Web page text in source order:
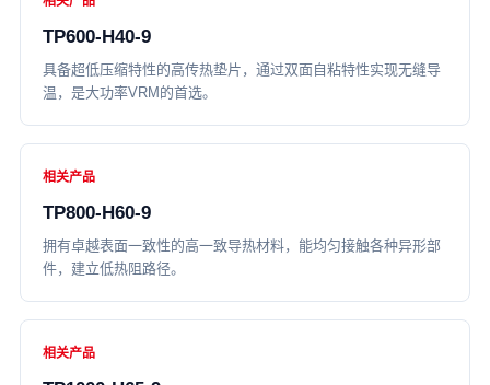
TP600-H40-9
具备超低压缩特性的高传热垫片，通过双面自粘特性实现无缝导
温，是大功率VRM的首选。
相关产品
TP800-H60-9
拥有卓越表面一致性的高一致导热材料，能均匀接触各种异形部
件，建立低热阻路径。
相关产品